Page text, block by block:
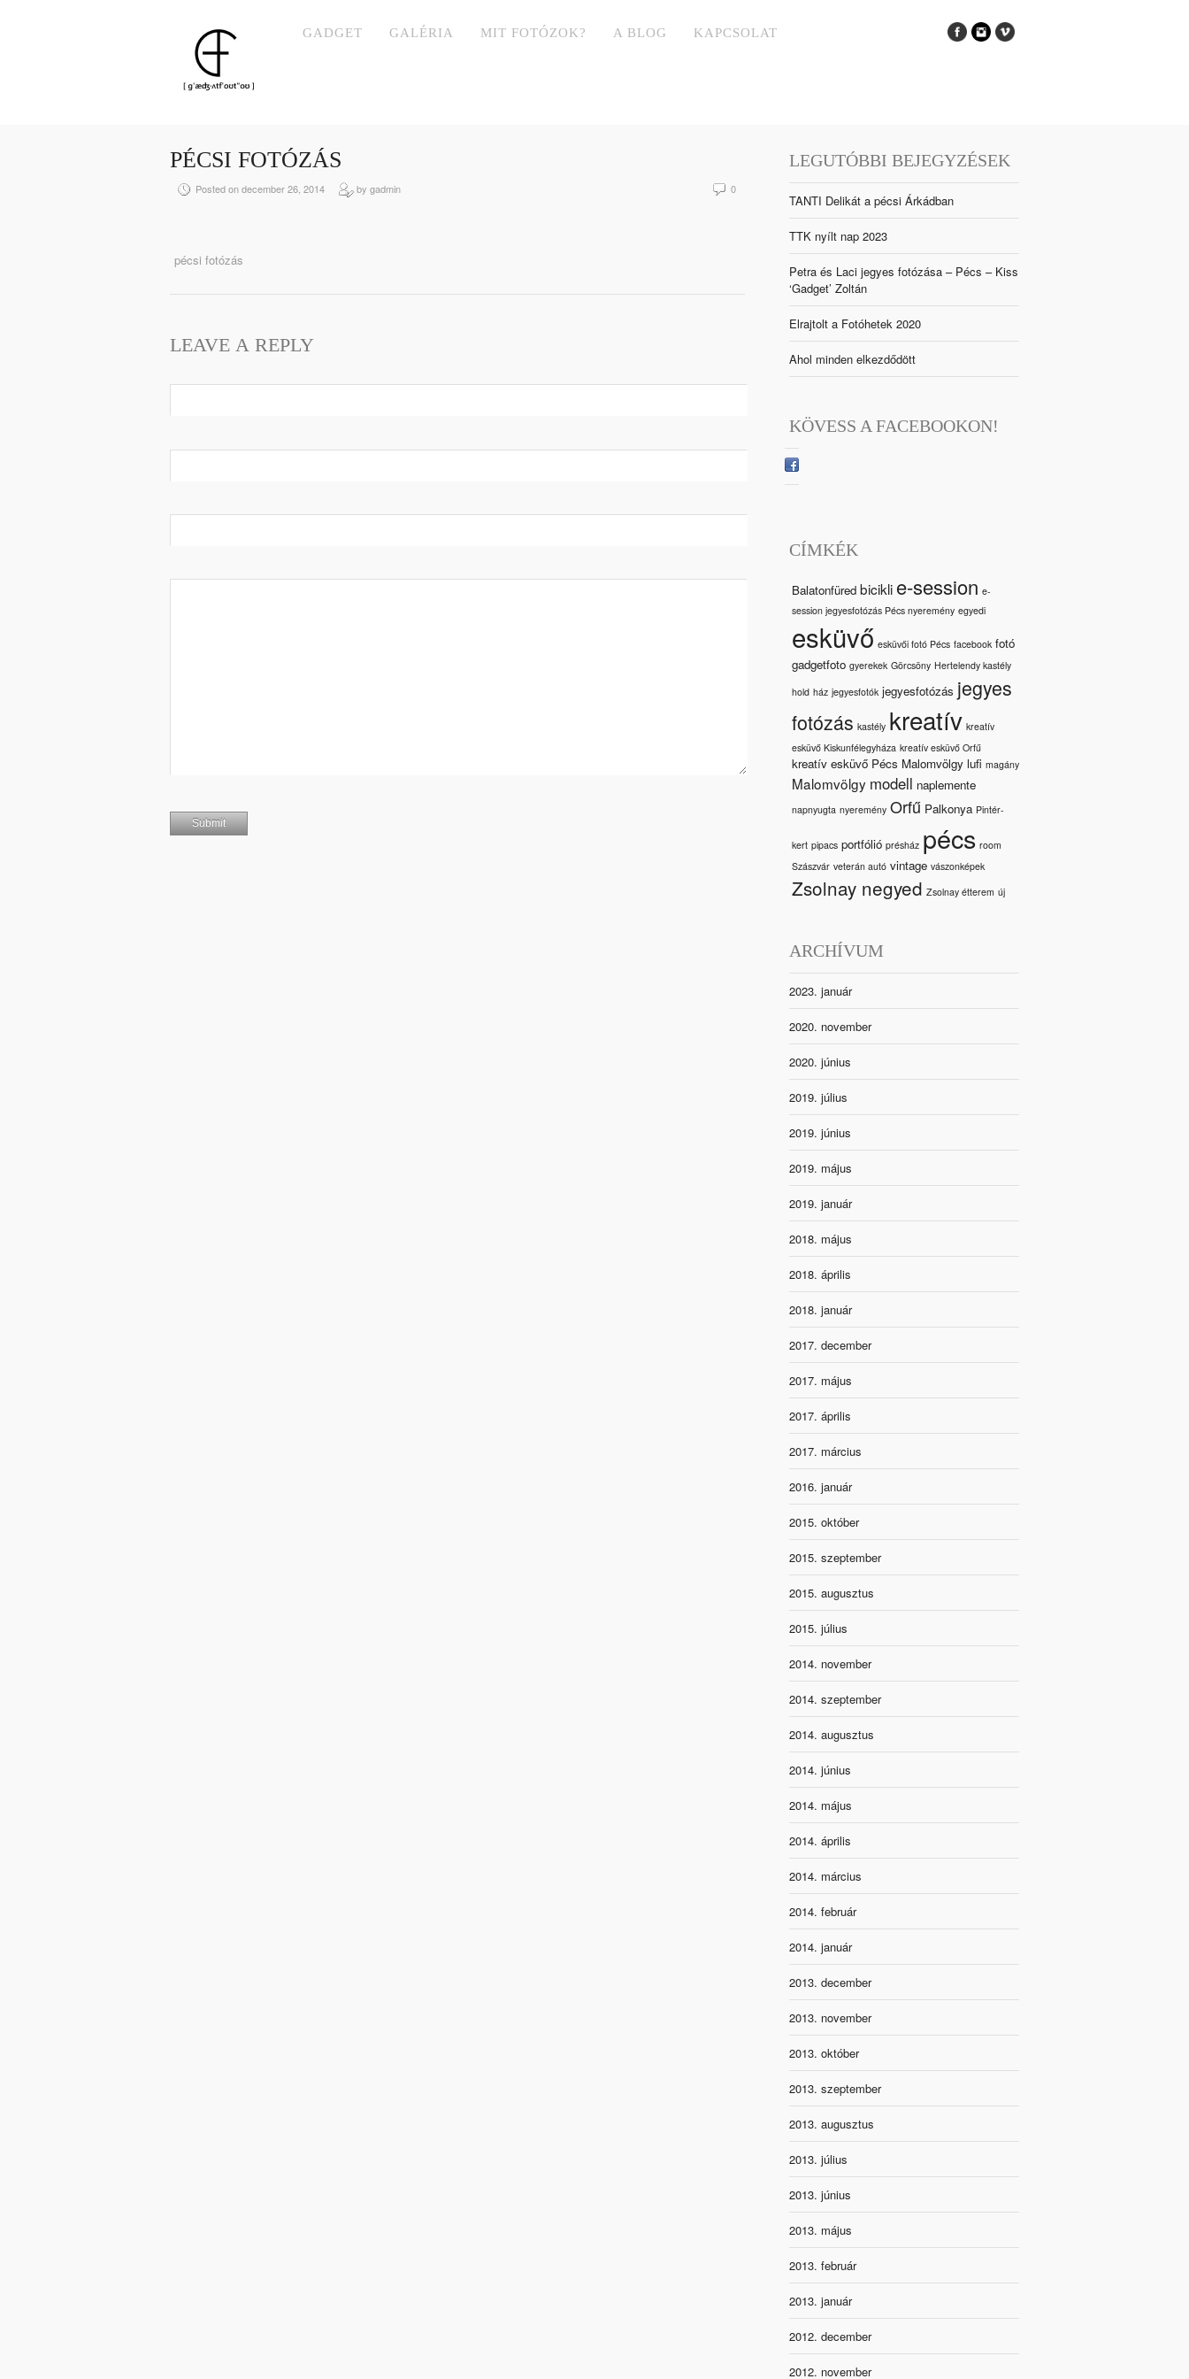
GADGET GALÉRIA MIT FOTÓZOK? A BLOG KAPCSOLAT
PÉCSI FOTÓZÁS
Posted on december 26, 2014 by gadmin 0
pécsi fotózás
LEAVE A REPLY
LEGUTÓBBI BEJEGYZÉSEK
TANTI Delikát a pécsi Árkádban
TTK nyílt nap 2023
Petra és Laci jegyes fotózása – Pécs – Kiss
‘Gadget’ Zoltán
Elrajtolt a Fotóhetek 2020
Ahol minden elkezdődött
KÖVESS A FACEBOOKON!
CÍMKÉK
Balatonfüred bicikli e-session e-
session jegyesfotózás Pécs nyeremény egyedi
esküvő esküvői fotó Pécs facebook fotó
gadgetfoto gyerekek Görcsöny Hertelendy kastély
hold ház jegyesfotók jegyesfotózás jegyes
fotózás kastély kreatív kreatív
esküvő Kiskunfélegyháza kreatív esküvő Orfű
kreatív esküvő Pécs Malomvölgy lufi magány
Malomvölgy modell naplemente
napnyugta nyeremény Orfű Palkonya Pintér-
kert pipacs portfólió présház pécs room
Szászvár veterán autó vintage vászonképek
Zsolnay negyed Zsolnay étterem új
ARCHÍVUM
2023. január
2020. november
2020. június
2019. július
2019. június
2019. május
2019. január
2018. május
2018. április
2018. január
2017. december
2017. május
2017. április
2017. március
2016. január
2015. október
2015. szeptember
2015. augusztus
2015. július
2014. november
2014. szeptember
2014. augusztus
2014. június
2014. május
2014. április
2014. március
2014. február
2014. január
2013. december
2013. november
2013. október
2013. szeptember
2013. augusztus
2013. július
2013. június
2013. május
2013. február
2013. január
2012. december
2012. november